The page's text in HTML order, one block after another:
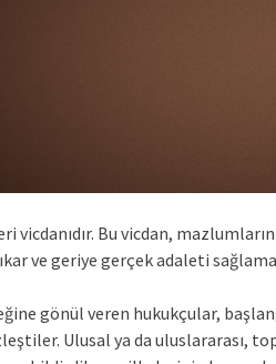
vicdanıdır. Bu vicdan,
ve geriye gerçek adaleti
gönül veren hukukçular,
Ulusal ya da uluslararası,